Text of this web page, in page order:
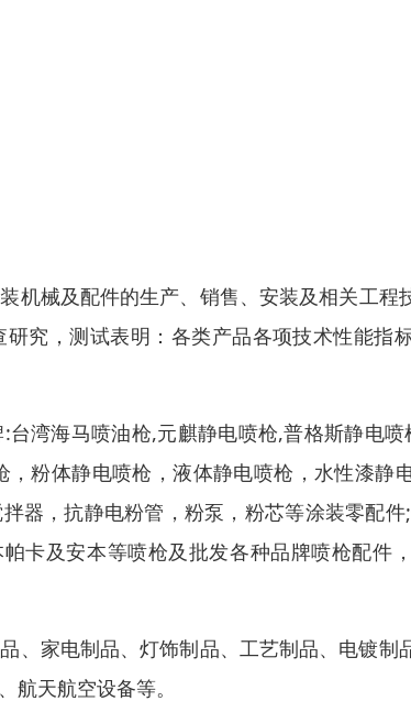
机械及配件的生产、销售、安装及相关工程
究，测试表明：各类产品各项技术性能指
:台湾海马喷油枪,元麒静电喷枪,普格斯静电
，粉体静电喷枪 ，液体静电喷枪 ，水性漆静
器，抗静电粉管，粉泵，粉芯等涂装零配件;
卡及安本等喷枪及批发各种品牌喷枪配件
、家电制品、灯饰制品、工艺制品、电镀制
航天航空设备等。